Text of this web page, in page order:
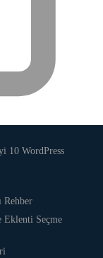
10 WordPress
Rehber
Eklenti Seçme